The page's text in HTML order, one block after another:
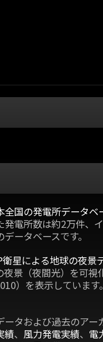
全国の発電所データベ
発電所数は約2万件、
ータベースです。
衛星による地球の夜景
景（夜間光）を可視
）を表示しています
タおよび過去のアー
績、 風力発電実績、 電